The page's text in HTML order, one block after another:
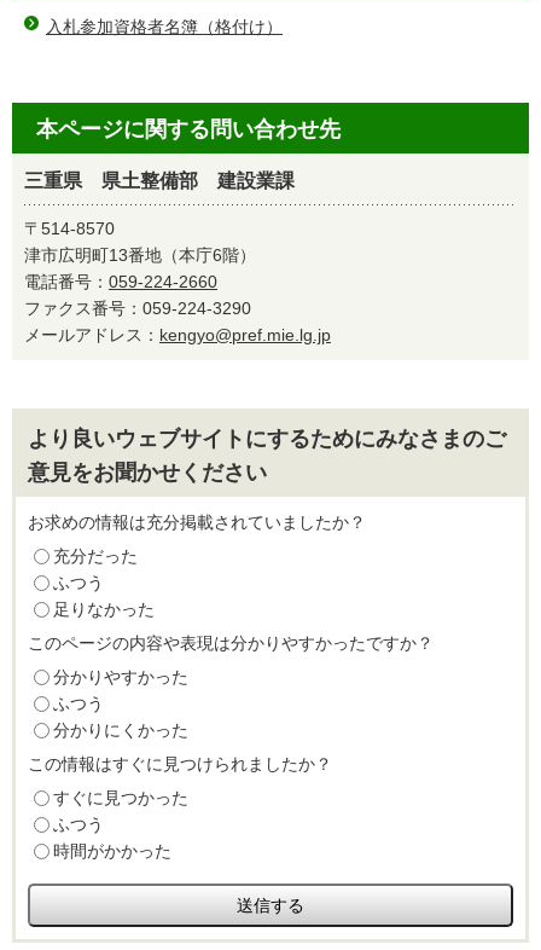
入札参加資格者名簿（格付け）
本ページに関する問い合わせ先
三重県 県土整備部 建設業課
〒514-8570
津市広明町13番地（本庁6階）
電話番号： 059-224-2660
ファクス番号：059-224-3290
メールアドレス： kengyo@pref.mie.lg.jp
より良いウェブサイトにするためにみなさまのご
意見をお聞かせください
お求めの情報は充分掲載されていましたか？
充分だった
ふつう
足りなかった
このページの内容や表現は分かりやすかったですか？
分かりやすかった
ふつう
分かりにくかった
この情報はすぐに見つけられましたか？
すぐに見つかった
ふつう
時間がかかった